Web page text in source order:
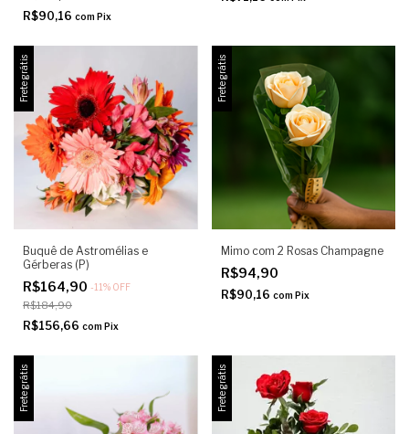
R$90,16 com Pix
Frete grátis
Buquê de Astromélias e
Gérberas (P)
R$164,90 -11% OFF
R$184,90
R$156,66 com Pix
Frete grátis
Mimo com 2 Rosas Champagne
R$94,90
R$90,16 com Pix
Frete grátis Frete grátis